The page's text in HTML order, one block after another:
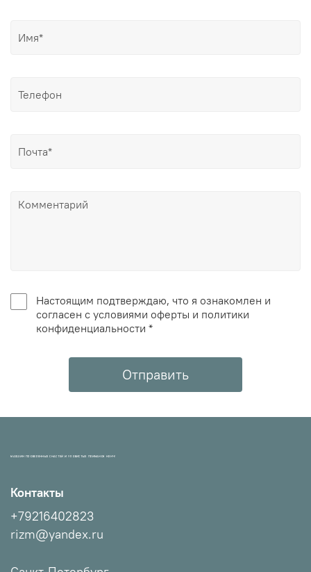
Настоящим подтверждаю, что я ознакомлен и
согласен с условиями оферты и политики
конфиденциальности *
Отправить
МАГАЗИН ПРОВЕРЕННЫХ СНАСТЕЙ И УЛОВИСТЫХ ПРИМАНОК НХНЧ!
Контакты
+79216402823
rizm@yandex.ru